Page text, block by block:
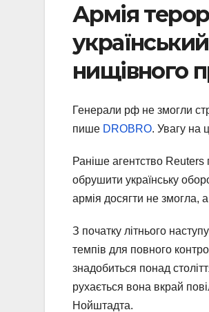
Армія
нищівного
Генерали рф не змогли
пише DROBRO. Увагу на
Раніше агентство
обрушити українську
армія досягти не змогла,
З початку літнього
темпів для повного
знадобиться понад
рухається вона вкрай
Нойштадта.